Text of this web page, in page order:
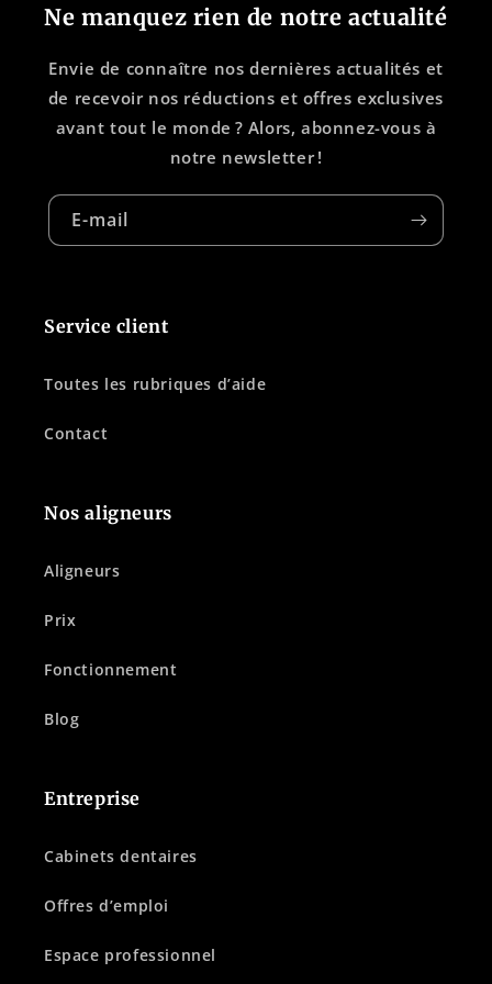
Ne manquez rien de notre actualité
Envie de connaître nos dernières actualités et
de recevoir nos réductions et offres exclusives
avant tout le monde ? Alors, abonnez-vous à
notre newsletter !
E-mail
Service client
Toutes les rubriques d’aide
Contact
Nos aligneurs
Aligneurs
Prix
Fonctionnement
Blog
Entreprise
Cabinets dentaires
Offres d’emploi
Espace professionnel